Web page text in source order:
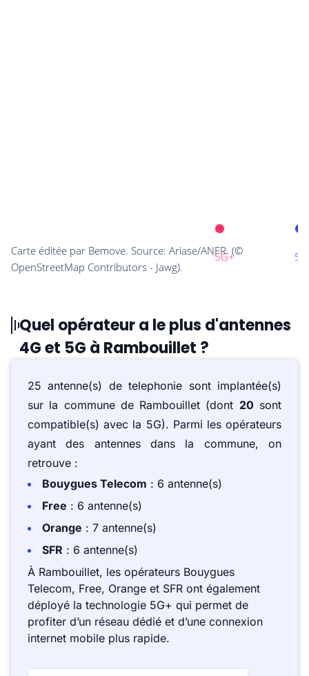
Quel opérateur a le plus d'antennes
4G et 5G à Rambouillet ?
25 antenne(s) de telephonie sont implantée(s)
sur la commune de Rambouillet (dont 20 sont
compatible(s) avec la 5G). Parmi les opérateurs
ayant des antennes dans la commune, on
retrouve :
Bouygues Telecom : 6 antenne(s)
Free : 6 antenne(s)
Orange : 7 antenne(s)
SFR : 6 antenne(s)
À Rambouillet, les opérateurs Bouygues
Telecom, Free, Orange et SFR ont également
déployé la technologie 5G+ qui permet de
profiter d’un réseau dédié et d’une connexion
internet mobile plus rapide.